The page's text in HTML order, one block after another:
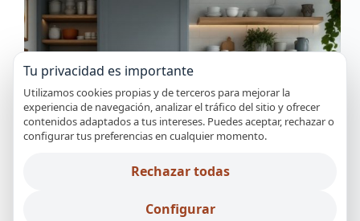
Tu privacidad es importante
Utilizamos cookies propias y de terceros para mejorar la
experiencia de navegación, analizar el tráfico del sitio y ofrecer
contenidos adaptados a tus intereses. Puedes aceptar, rechazar o
configurar tus preferencias en cualquier momento.
Rechazar todas
Configurar